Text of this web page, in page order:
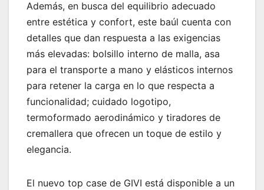
Además, en busca del equilibrio adecuado
entre estética y confort, este baúl cuenta con
detalles que dan respuesta a las exigencias
más elevadas: bolsillo interno de malla, asa
para el transporte a mano y elásticos internos
para retener la carga en lo que respecta a
funcionalidad; cuidado logotipo,
termoformado aerodinámico y tiradores de
cremallera que ofrecen un toque de estilo y
elegancia.
El nuevo top case de GIVI está disponible a un